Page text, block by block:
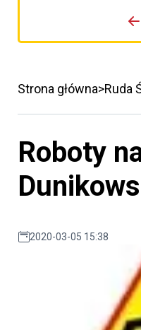
porzpedniego komunikatu
Strona główna Ruda
Roboty
2020-03-05 15:38